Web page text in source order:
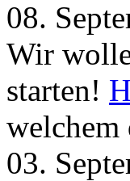
08.
Wir
starten!
welchem
03.